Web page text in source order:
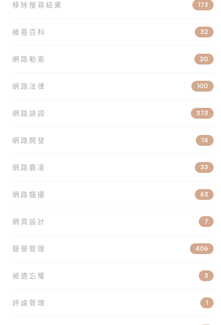
移除搜尋結果 173
維基百科 32
網路勒索 20
網路法律 100
網路誹謗 373
網路開發 14
網路霸凌 33
網路騷擾 63
網頁設計 7
聲譽管理 406
被遺忘權 3
評論管理 1